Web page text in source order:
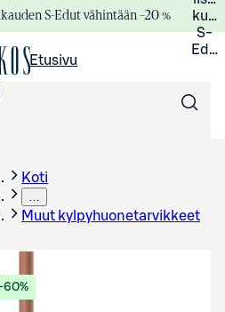
S-Edut vähintään –20 %
S-
Etusivu
Koti
…
Muut kylpyhuonetarvikkeet